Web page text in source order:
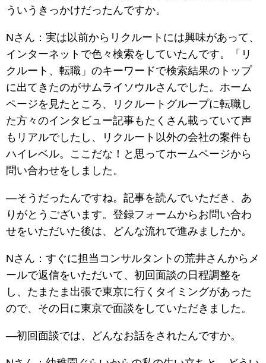
ういうきっかけだったんですか。
Nさん：実は以前からリクルートには興味があって、
インターネットで色々検索をしていたんです。「リ
クルート、転職」のキーワードで検索結果のトップ
に出てきたのがサムライソウルさんでした。ホーム
ページを見たところ、リクルートグループに転職し
た方々のインタビュー記事もたくさん載っていて声
もリアルでしたし、リクルート以外の会社の案件も
ハイレベル。ここだな！と思ってホームページから
問い合わせをしました。
―そうだったんですね。記事を読んでいただき、あ
りがとうございます。登録フォームからお問い合わ
せをいただいた後は、どんな流れで進みましたか。
Nさん：すぐに担当コンサルタントの荒井さんからメ
ールで返信をいただいて、初回面談の日程調整を
し、たまたま出張で東京に行くタイミングがあった
ので、その日に東京で面談をしていただきました。
―初回面談では、どんなお話をされたんですか。